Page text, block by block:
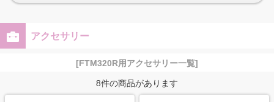
アクセサリー
[FTM320R用アクセサリー一覧]
8件の商品があります